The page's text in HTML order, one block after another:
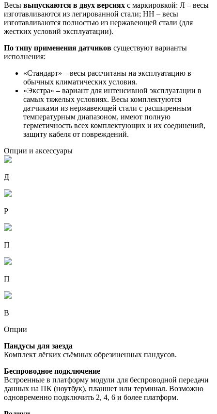
Весы выпускаются в двух версиях с маркировкой: Л – весы
изготавливаются из легированной стали; НН – весы
изготавливаются полностью из нержавеющей стали (для
жестких условий эксплуатации).
По типу применения датчиков существуют варианты
исполнения:
«Стандарт» – весы рассчитаны на эксплуатацию в
обычных климатических условия.
«Экстра» – вариант для интенсивной эксплуатации в
самых тяжелых условиях. Весы комплектуются
датчиками из нержавеющей стали с расширенным
температурным диапазоном, имеют полную
герметичность всех комплектующих и их соединений,
защиту кабеля от повреждений.
Опции и аксессуары
Д
Р
П
П
В
Опции
Пандусы для заезда
Комплект лёгких съёмных обрезиненных пандусов.
Беспроводное подключение
Встроенные в платформу модули для беспроводной передачи
данных на ПК (ноутбук), планшет или терминал. Возможно
одновременно подключить 2, 4, 6 и более платформ.